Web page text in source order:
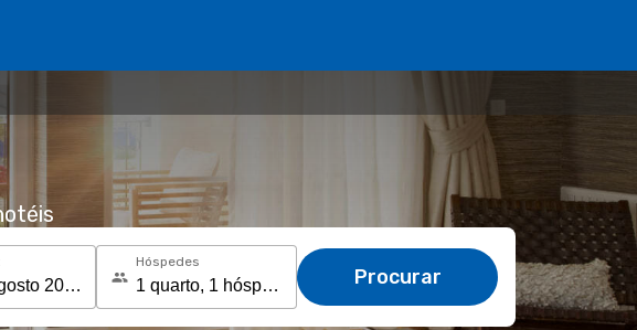
Hóspedes
Procurar